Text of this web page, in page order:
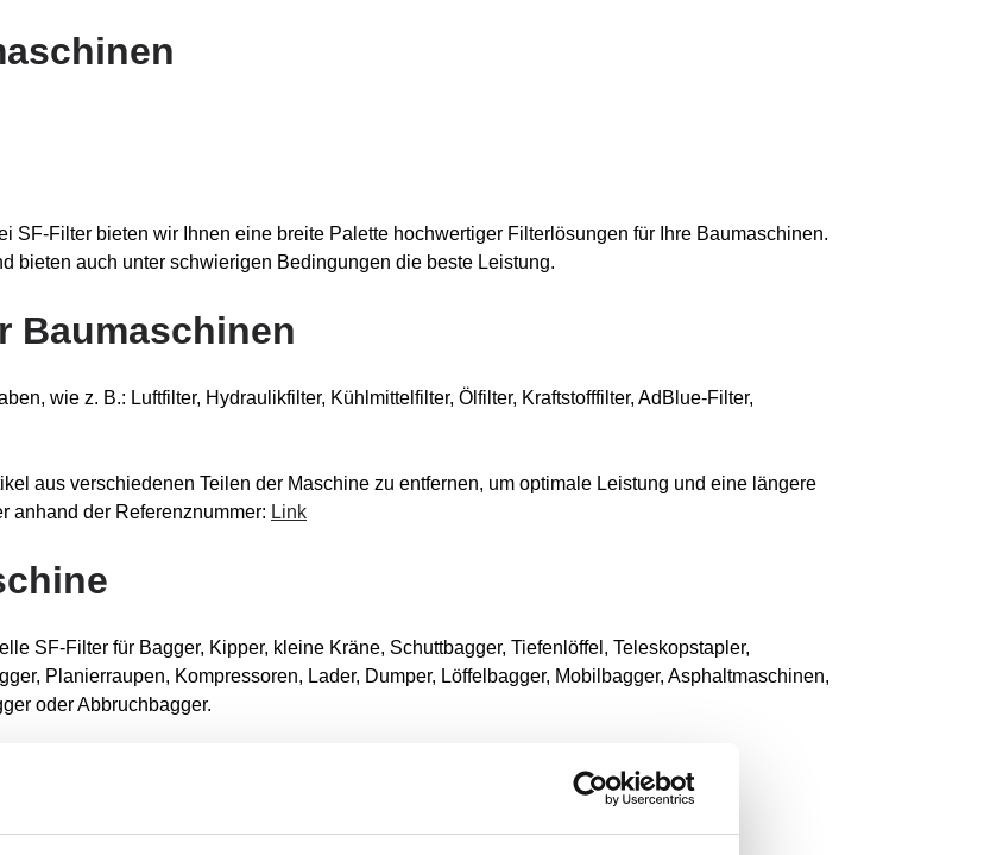
SF-Filter bieten wir Ihnen eine breite Palette hochwertiger Filterlösungen für Ihre Baumaschinen.
bieten auch unter schwierigen Bedingungen die beste Leistung.
Baumaschinen
wie z. B.: Luftfilter, Hydraulikfilter, Kühlmittelfilter, Ölfilter, Kraftstofffilter, AdBlue-Filter,
aus verschiedenen Teilen der Maschine zu entfernen, um optimale Leistung und eine längere
anhand der Referenznummer: Link
SF-Filter für Bagger, Kipper, kleine Kräne, Schuttbagger, Tiefenlöffel, Teleskopstapler,
Planierraupen, Kompressoren, Lader, Dumper, Löffelbagger, Mobilbagger, Asphaltmaschinen,
oder Abbruchbagger.